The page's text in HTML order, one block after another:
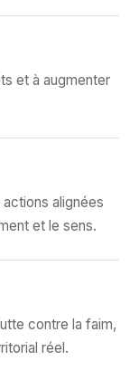
et à augmenter
alignées
et le sens.
contre la faim,
réel.